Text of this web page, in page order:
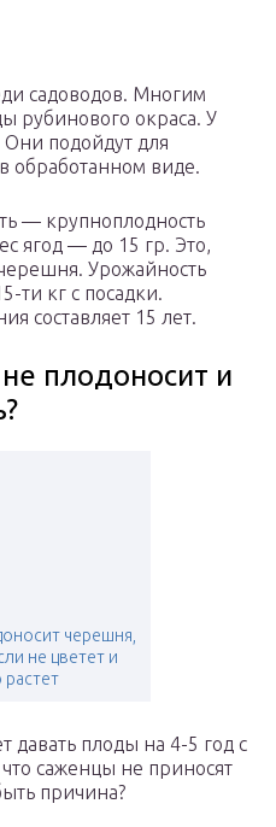
садоводов. Многим
рубинового окраса. У
Они подойдут для
обработанном виде.
— крупноплодность
ягод — до 15 гр. Это,
Урожайность
ти кг с посадки.
составляет 15 лет.
плодоносит и
черешня,
не цветет и
растет
давать плоды на 4-5 год с
саженцы не приносят
причина?